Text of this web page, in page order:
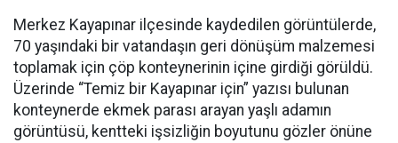
Merkez Kayapınar ilçesinde kaydedilen görüntülerde,
70 yaşındaki bir vatandaşın geri dönüşüm malzemesi
toplamak için çöp konteynerinin içine girdiği görüldü.
Üzerinde “Temiz bir Kayapınar için” yazısı bulunan
konteynerde ekmek parası arayan yaşlı adamın
görüntüsü, kentteki işsizliğin boyutunu gözler önüne